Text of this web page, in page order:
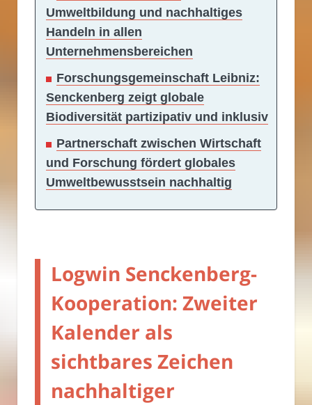
Umweltbildung und nachhaltiges
Handeln in allen
Unternehmensbereichen
Forschungsgemeinschaft Leibniz:
Senckenberg zeigt globale
Biodiversität partizipativ und inklusiv
Partnerschaft zwischen Wirtschaft
und Forschung fördert globales
Umweltbewusstsein nachhaltig
Logwin Senckenberg-
Kooperation: Zweiter
Kalender als
sichtbares Zeichen
nachhaltiger